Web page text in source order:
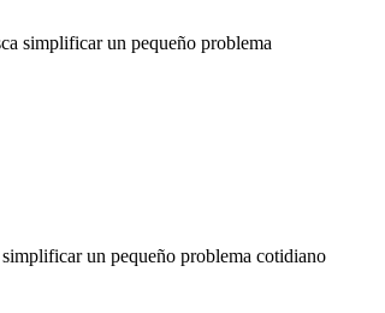
simplificar un pequeño problema
un pequeño problema cotidiano